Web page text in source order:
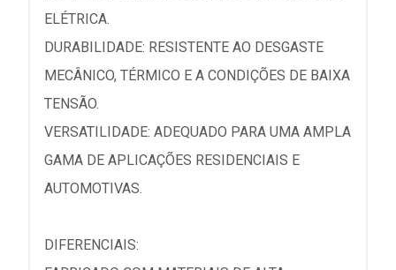
ELÉTRICA.
DURABILIDADE: RESISTENTE AO DESGASTE
MECÂNICO, TÉRMICO E A CONDIÇÕES DE BAIXA
TENSÃO.
VERSATILIDADE: ADEQUADO PARA UMA AMPLA
GAMA DE APLICAÇÕES RESIDENCIAIS E
AUTOMOTIVAS.
DIFERENCIAIS: